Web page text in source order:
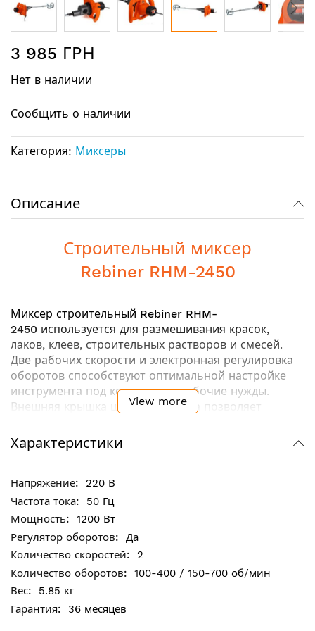
к
галереи
3 985 ГРН
Нет в наличии
Сообщить о наличии
Категория: Миксеры
Описание
Строительный миксер
Rebiner RHM-2450
Миксер строительный Rebiner RHM-
2450 используется для размешивания красок,
лаков, клеев, строительных растворов и смесей.
Две рабочих скорости и электронная регулировка
оборотов способствуют оптимальной настройке
инструмента под конкретные рабочие нужды.
Внешняя крышка щеточного узла позволяет
случае их износа. Прочный алюминиевый корпус
обладает долгим сроком службы и защищает
Ключевые особенности:
Регулировка оборотов - для перемешивания
различных материалов без разбрызгивания
Двухскоростной редуктор
Возможность самостоятельной замены щеток
Улучшенное охлаждение двигателя
View more
Характеристики
220 В
50 Гц
1200 Вт
Да
2
100-400 / 150-700 об/мин
5.85 кг
36 месяцев